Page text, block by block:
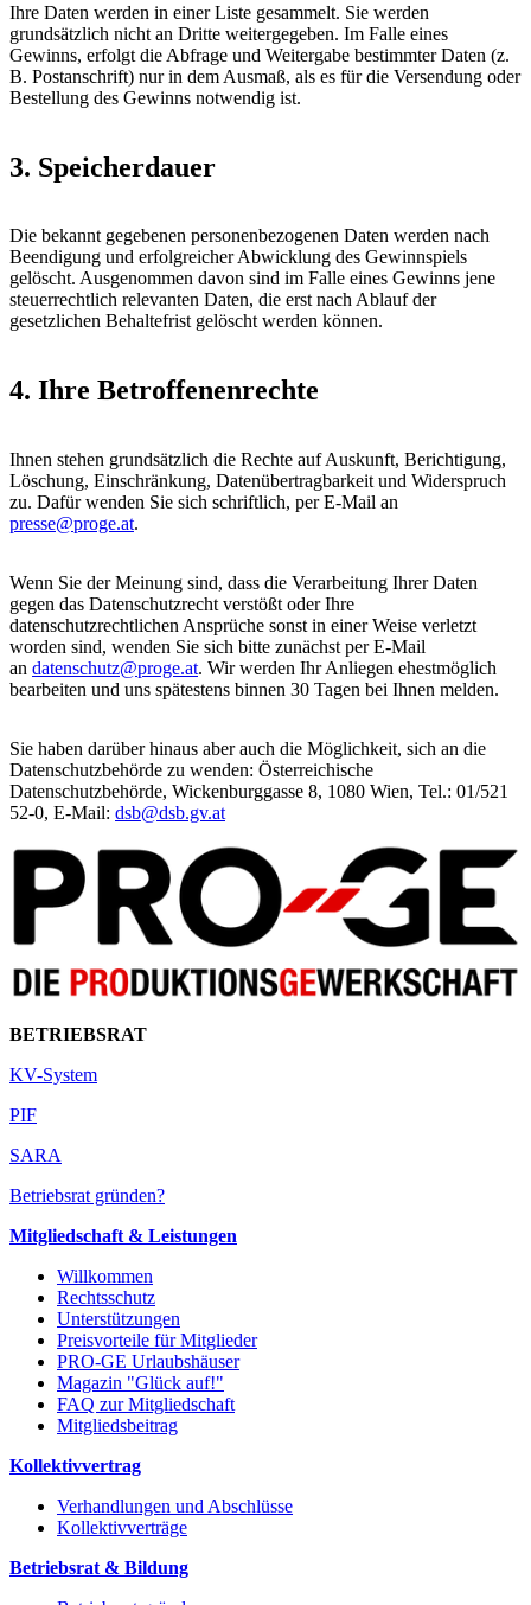
Ihre Daten werden in einer Liste gesammelt. Sie werden
grundsätzlich nicht an Dritte weitergegeben. Im Falle eines
Gewinns, erfolgt die Abfrage und Weitergabe bestimmter Daten (z.
B. Postanschrift) nur in dem Ausmaß, als es für die Versendung oder
Bestellung des Gewinns notwendig ist.
3. Speicherdauer
Die bekannt gegebenen personenbezogenen Daten werden nach
Beendigung und erfolgreicher Abwicklung des Gewinnspiels
gelöscht. Ausgenommen davon sind im Falle eines Gewinns jene
steuerrechtlich relevanten Daten, die erst nach Ablauf der
gesetzlichen Behaltefrist gelöscht werden können.
4. Ihre Betroffenenrechte
Ihnen stehen grundsätzlich die Rechte auf Auskunft, Berichtigung,
Löschung, Einschränkung, Datenübertragbarkeit und Widerspruch
zu. Dafür wenden Sie sich schriftlich, per E-Mail an
presse@proge.at.
Wenn Sie der Meinung sind, dass die Verarbeitung Ihrer Daten
gegen das Datenschutzrecht verstößt oder Ihre
datenschutzrechtlichen Ansprüche sonst in einer Weise verletzt
worden sind, wenden Sie sich bitte zunächst per E-Mail
an datenschutz@proge.at. Wir werden Ihr Anliegen ehestmöglich
bearbeiten und uns spätestens binnen 30 Tagen bei Ihnen melden.
Sie haben darüber hinaus aber auch die Möglichkeit, sich an die
Datenschutzbehörde zu wenden: Österreichische
Datenschutzbehörde, Wickenburggasse 8, 1080 Wien, Tel.: 01/521
52-0, E-Mail: dsb@dsb.gv.at
BETRIEBSRAT
KV-System
PIF
SARA
Betriebsrat gründen?
Mitgliedschaft & Leistungen
Willkommen
Rechtsschutz
Unterstützungen
Preisvorteile für Mitglieder
PRO-GE Urlaubshäuser
Magazin "Glück auf!"
FAQ zur Mitgliedschaft
Mitgliedsbeitrag
Kollektivvertrag
Verhandlungen und Abschlüsse
Kollektivverträge
Betriebsrat & Bildung